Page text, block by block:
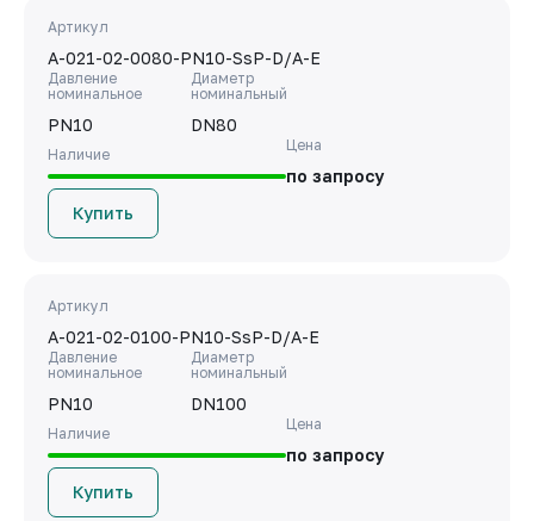
Артикул
A-021-02-0080-PN10-SsP-D/A-E
Давление
номинальное
PN10
Диаметр
номинальный
DN80
Наличие
Цена
по запросу
Купить
Артикул
A-021-02-0100-PN10-SsP-D/A-E
Давление
номинальное
PN10
Диаметр
номинальный
DN100
Наличие
Цена
по запросу
Купить